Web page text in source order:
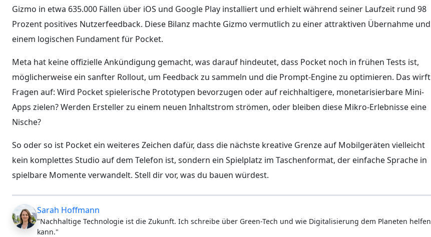
Gizmo in etwa 635.000 Fällen über iOS und Google Play installiert und erhielt während seiner Laufzeit rund 98
Prozent positives Nutzerfeedback. Diese Bilanz machte Gizmo vermutlich zu einer attraktiven Übernahme und
einem logischen Fundament für Pocket.
Meta hat keine offizielle Ankündigung gemacht, was darauf hindeutet, dass Pocket noch in frühen Tests ist,
möglicherweise ein sanfter Rollout, um Feedback zu sammeln und die Prompt-Engine zu optimieren. Das wirft
Fragen auf: Wird Pocket spielerische Prototypen bevorzugen oder auf reichhaltigere, monetarisierbare Mini-
Apps zielen? Werden Ersteller zu einem neuen Inhaltstrom strömen, oder bleiben diese Mikro-Erlebnisse eine
Nische?
So oder so ist Pocket ein weiteres Zeichen dafür, dass die nächste kreative Grenze auf Mobilgeräten vielleicht
kein komplettes Studio auf dem Telefon ist, sondern ein Spielplatz im Taschenformat, der einfache Sprache in
spielbare Momente verwandelt. Stell dir vor, was du bauen würdest.
Sarah Hoffmann
"Nachhaltige Technologie ist die Zukunft. Ich schreibe über Green-Tech und wie Digitalisierung dem Planeten helfen
kann."